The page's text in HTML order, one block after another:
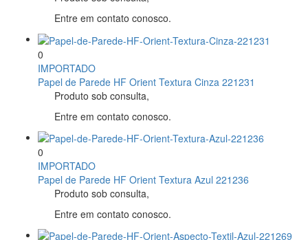
Entre em contato conosco.
0
IMPORTADO
Papel de Parede HF Orient Textura Cinza 221231
Produto sob consulta,
Entre em contato conosco.
0
IMPORTADO
Papel de Parede HF Orient Textura Azul 221236
Produto sob consulta,
Entre em contato conosco.